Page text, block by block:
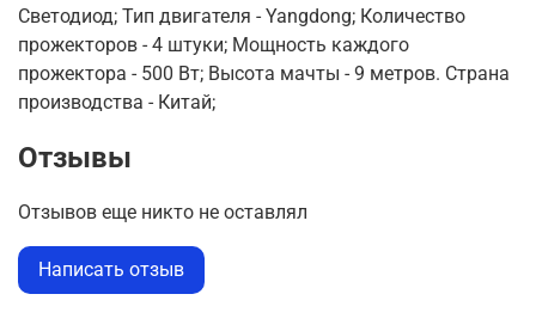
Светодиод; Тип двигателя - Yangdong; Количество
прожекторов - 4 штуки; Мощность каждого
прожектора - 500 Вт; Высота мачты - 9 метров. Страна
производства - Китай;
Отзывы
Отзывов еще никто не оставлял
Написать отзыв